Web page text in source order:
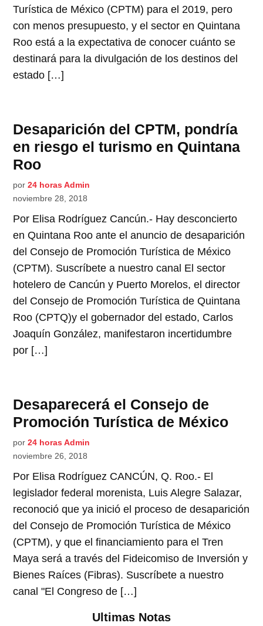
Turística de México (CPTM) para el 2019, pero
con menos presupuesto, y el sector en Quintana
Roo está a la expectativa de conocer cuánto se
destinará para la divulgación de los destinos del
estado […]
Desaparición del CPTM, pondría
en riesgo el turismo en Quintana
Roo
por 24 horas Admin
noviembre 28, 2018
Por Elisa Rodríguez Cancún.- Hay desconcierto
en Quintana Roo ante el anuncio de desaparición
del Consejo de Promoción Turística de México
(CPTM). Suscríbete a nuestro canal El sector
hotelero de Cancún y Puerto Morelos, el director
del Consejo de Promoción Turística de Quintana
Roo (CPTQ)y el gobernador del estado, Carlos
Joaquín González, manifestaron incertidumbre
por […]
Desaparecerá el Consejo de
Promoción Turística de México
por 24 horas Admin
noviembre 26, 2018
Por Elisa Rodríguez CANCÚN, Q. Roo.- El
legislador federal morenista, Luis Alegre Salazar,
reconoció que ya inició el proceso de desaparición
del Consejo de Promoción Turística de México
(CPTM), y que el financiamiento para el Tren
Maya será a través del Fideicomiso de Inversión y
Bienes Raíces (Fibras). Suscríbete a nuestro
canal "El Congreso de […]
Ultimas Notas